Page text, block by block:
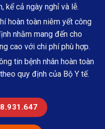
kể cả ngày nghỉ và lễ.
hoàn toàn niêm yết công
nhằm mang đến cho
cao với chi phí phù hợp.
tin bệnh nhân hoàn toàn
quy định của Bộ Y tế.